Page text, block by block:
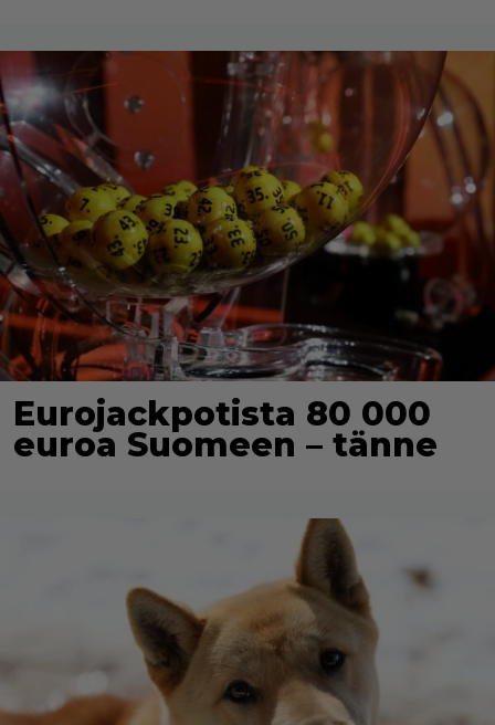
Eurojackpotista 80 000
euroa Suomeen – tänne